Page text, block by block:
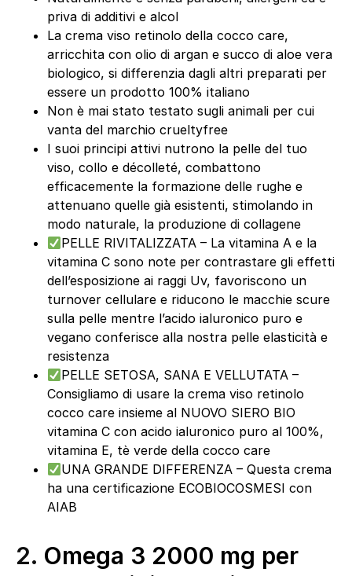
priva di additivi e alcol
La crema viso retinolo della cocco care,
arricchita con olio di argan e succo di aloe vera
biologico, si differenzia dagli altri preparati per
essere un prodotto 100% italiano
Non è mai stato testato sugli animali per cui
vanta del marchio crueltyfree
I suoi principi attivi nutrono la pelle del tuo
viso, collo e décolleté, combattono
efficacemente la formazione delle rughe e
attenuano quelle già esistenti, stimolando in
modo naturale, la produzione di collagene
PELLE RIVITALIZZATA – La vitamina A e la
vitamina C sono note per contrastare gli effetti
dell’esposizione ai raggi Uv, favoriscono un
turnover cellulare e riducono le macchie scure
sulla pelle mentre l’acido ialuronico puro e
vegano conferisce alla nostra pelle elasticità e
resistenza
PELLE SETOSA, SANA E VELLUTATA –
Consigliamo di usare la crema viso retinolo
cocco care insieme al NUOVO SIERO BIO
vitamina C con acido ialuronico puro al 100%,
vitamina E, tè verde della cocco care
UNA GRANDE DIFFERENZA – Questa crema
ha una certificazione ECOBIOCOSMESI con
AIAB
2. Omega 3 2000 mg per